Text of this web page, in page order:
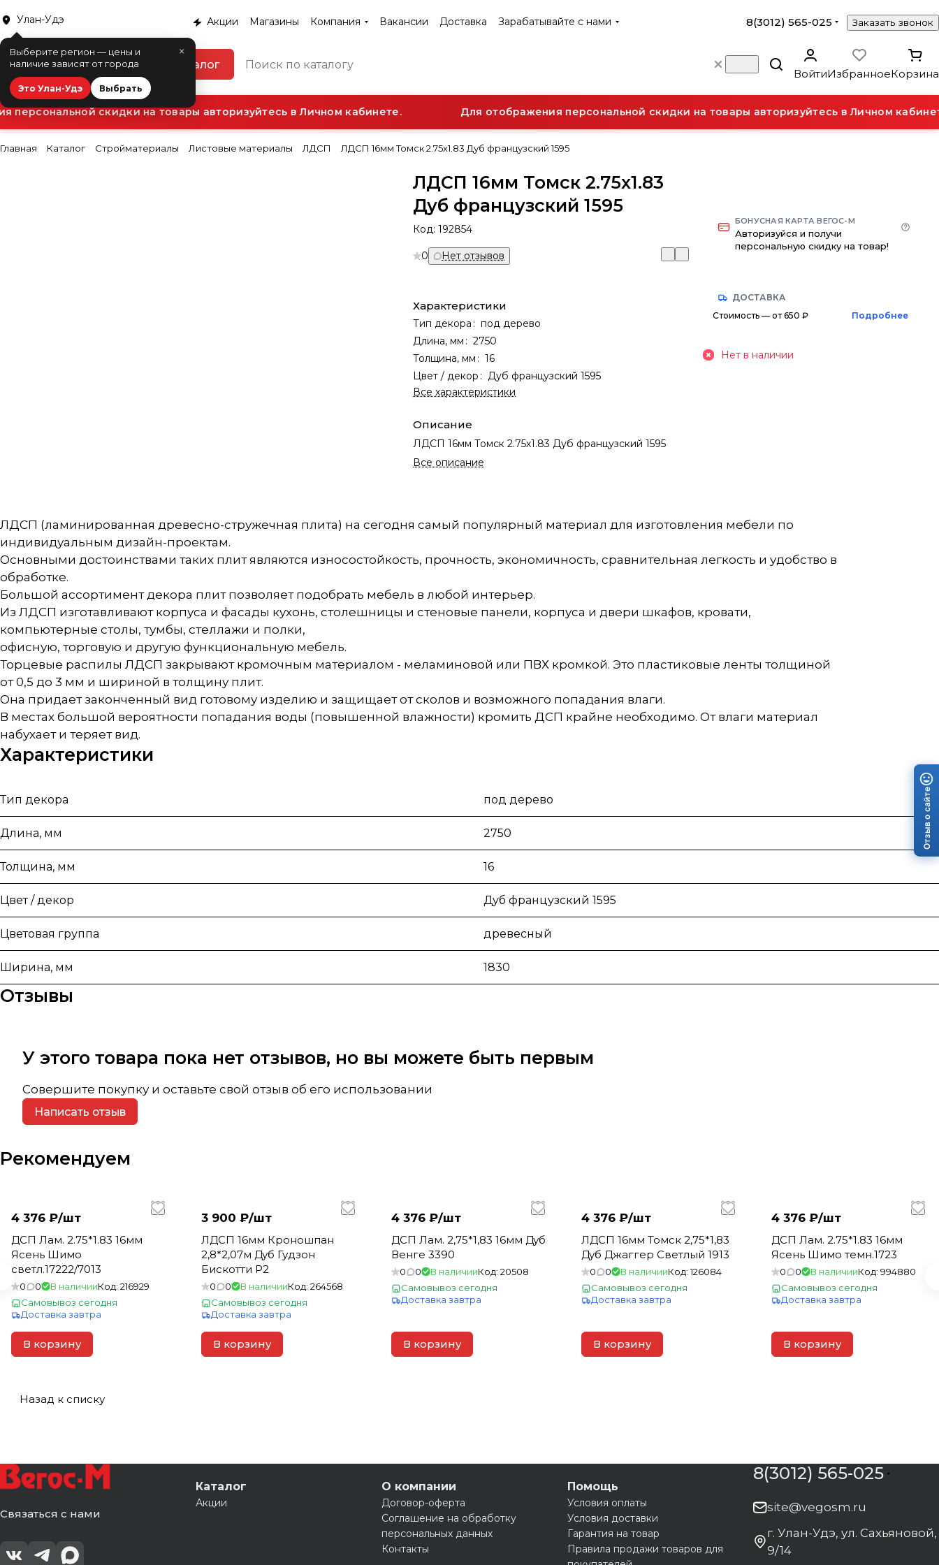
Улан-Удэ
×
Выберите регион — цены и
наличие зависят от города
Это Улан-Удэ Выбрать
Акции Магазины Компания Вакансии Доставка Зарабатывайте с нами 8(3012) 565-025 Заказать звонок
Каталог
ВойтиИзбранноеКорзина
скидки на товары авторизуйтесь в Личном кабинете. Для отображения персональной скидки на товары авторизуйтесь в Личном
Главная Каталог Стройматериалы Листовые материалы ЛДСП ЛДСП 16мм Томск 2.75х1.83 Дуб французский 1595
ЛДСП 16мм Томск 2.75х1.83
Дуб французский 1595
Код:192854
0 Нет отзывов
Характеристики
Тип декора : под дерево
Длина, мм : 2750
Толщина, мм : 16
Цвет / декор : Дуб французский 1595
Все характеристики
Описание
ЛДСП 16мм Томск 2.75х1.83 Дуб французский 1595
Все описание
БОНУСНАЯ КАРТА ВЕГОС-М
Авторизуйся и получи
персональную скидку на товар!
ДОСТАВКА
Стоимость — от 650 ₽
Подробнее
Нет в наличии
ЛДСП (ламинированная древесно-стружечная плита) на сегодня самый популярный материал для изготовления мебели по
индивидуальным дизайн-проектам.
Основными достоинствами таких плит являются износостойкость, прочность, экономичность, сравнительная легкость и удобство в
обработке.
Большой ассортимент декора плит позволяет подобрать мебель в любой интерьер.
Из ЛДСП изготавливают корпуса и фасады кухонь, столешницы и стеновые панели, корпуса и двери шкафов, кровати,
компьютерные столы, тумбы, стеллажи и полки,
офисную, торговую и другую функциональную мебель.
Торцевые распилы ЛДСП закрывают кромочным материалом - меламиновой или ПВХ кромкой. Это пластиковые ленты толщиной
от 0,5 до 3 мм и шириной в толщину плит.
Она придает законченный вид готовому изделию и защищает от сколов и возможного попадания влаги.
В местах большой вероятности попадания воды (повышенной влажности) кромить ДСП крайне необходимо. От влаги материал
набухает и теряет вид.
Характеристики
Тип декора под дерево
Длина, мм 2750
Толщина, мм 16
Цвет / декор Дуб французский 1595
Цветовая группа древесный
Ширина, мм 1830
Отзывы
У этого товара пока нет отзывов, но вы можете быть первым
Совершите покупку и оставьте свой отзыв об его использовании
Написать отзыв
Рекомендуем
4 376 ₽/шт
ДСП Лам. 2.75*1.83 16мм
Ясень Шимо
светл.17222/7013
0 0 В наличииКод: 216929
Самовывоз сегодня
Доставка завтра
В корзину
3 900 ₽/шт
ЛДСП 16мм Кроношпан
2,8*2,07м Дуб Гудзон
Бискотти Р2
0 0 В наличииКод: 264568
Самовывоз сегодня
Доставка завтра
В корзину
4 376 ₽/шт
ДСП Лам. 2,75*1,83 16мм Дуб
Венге 3390
0 0 В наличииКод: 20508
Самовывоз сегодня
Доставка завтра
В корзину
4 376 ₽/шт
ЛДСП 16мм Томск 2,75*1,83
Дуб Джаггер Светлый 1913
0 0 В наличииКод:126084
Самовывоз сегодня
Доставка завтра
В корзину
4 376 ₽/шт
ДСП Лам. 2.75*1.83 16мм
Ясень Шимо темн.1723
0 0 В наличииКод: 994880
Самовывоз сегодня
Доставка завтра
В корзину
Назад к списку
Связаться с нами
Каталог
Акции
О компании
Договор-оферта
Соглашение на обработку
персональных данных
Контакты
Помощь
Условия оплаты
Условия доставки
Гарантия на товар
Правила продажи товаров для
8(3012) 565-025
site@vegosm.ru
г. Улан-Удэ, ул. Сахьяновой,
9/14
Отзыв о сайте